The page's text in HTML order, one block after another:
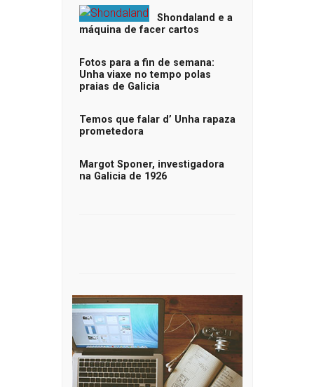
Shondaland e a
máquina de facer cartos
Fotos para a fin de semana:
Unha viaxe no tempo polas
praias de Galicia
Temos que falar d’ Unha rapaza
prometedora
Margot Sponer, investigadora
na Galicia de 1926